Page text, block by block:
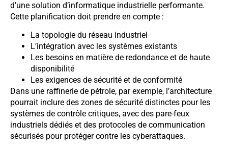
d’une solution d’informatique industrielle performante.
Cette planification doit prendre en compte :
La topologie du réseau industriel
L’intégration avec les systèmes existants
Les besoins en matière de redondance et de haute
disponibilité
Les exigences de sécurité et de conformité
Dans une raffinerie de pétrole, par exemple, l’architecture
pourrait inclure des zones de sécurité distinctes pour les
systèmes de contrôle critiques, avec des pare-feux
industriels dédiés et des protocoles de communication
sécurisés pour protéger contre les cyberattaques.